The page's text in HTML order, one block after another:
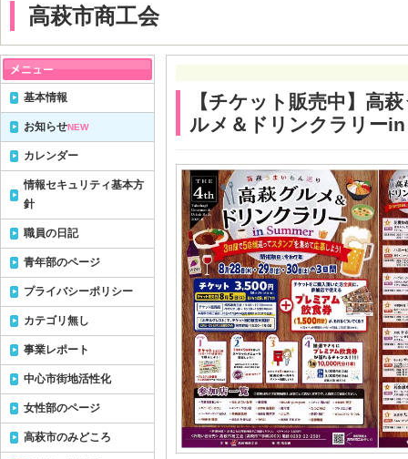
高萩市商工会
【チケット販売中】高
ルメ＆ドリンクラリー
基本情報
お知らせNEW
カレンダー
情報セキュリティ基本方
針
職員の日記
青年部のページ
プライバシーポリシー
カテゴリ無し
事業レポート
中心市街地活性化
女性部のページ
高萩市のみどころ